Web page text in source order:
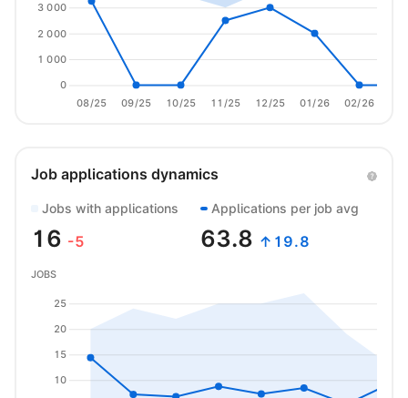
08/25 09/25 10/25 11/25 12/25 01/26 02/26
0
1 000
2 000
3 000
Job applications dynamics
Jobs with applications
16 -5
Applications per job avg
63.8 ↑19.8
10
15
20
25
JOBS